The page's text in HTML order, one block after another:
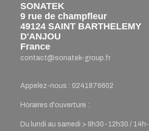
SONATEK
9 rue de champfleur
49124 SAINT BARTHELEMY
D'ANJOU
France
contact@sonatek-group.fr
Appelez-nous : 0241876602
Horaires d'ouverture :
Du lundi au samedi > 9h30-12h30 / 14h-